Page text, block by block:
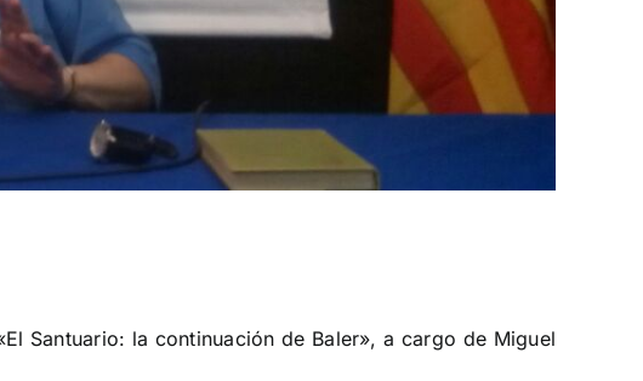
Santuario: la continuación de Baler», a cargo de Miguel